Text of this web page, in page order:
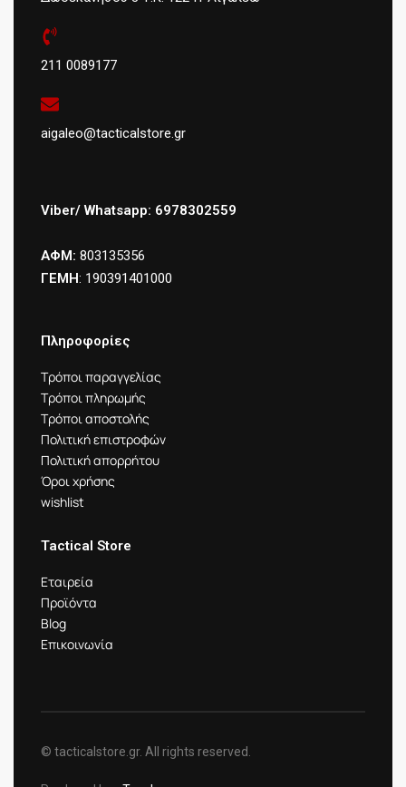
211 0089177
aigaleo@tacticalstore.gr
Viber/ Whatsapp: 6978302559
ΑΦΜ: 803135356
ΓΕΜΗ: 190391401000
Πληροφορίες
Τρόποι παραγγελίας
Τρόποι πληρωμής
Τρόποι αποστολής
Πολιτική επιστροφών
Πολιτική απορρήτου
Όροι χρήσης
wishlist
Tactical Store
Εταιρεία
Προϊόντα
Blog
Επικοινωνία
© tacticalstore.gr. All rights reserved.